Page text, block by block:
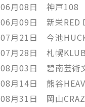
06月08日 神戸108
06月09日 新栄RED
07月21日 今池
07月28日 札幌
08月03日 碧南芸術
08月14日 熊谷
08月31日 岡山